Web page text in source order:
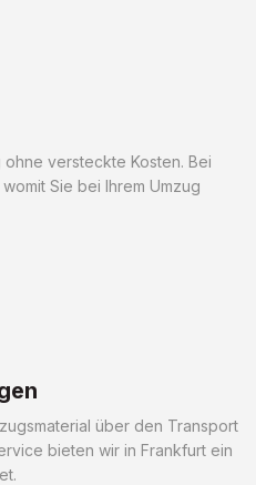
versteckte Kosten. Bei
Sie bei Ihrem Umzug
über den Transport
bieten wir in Frankfurt ein